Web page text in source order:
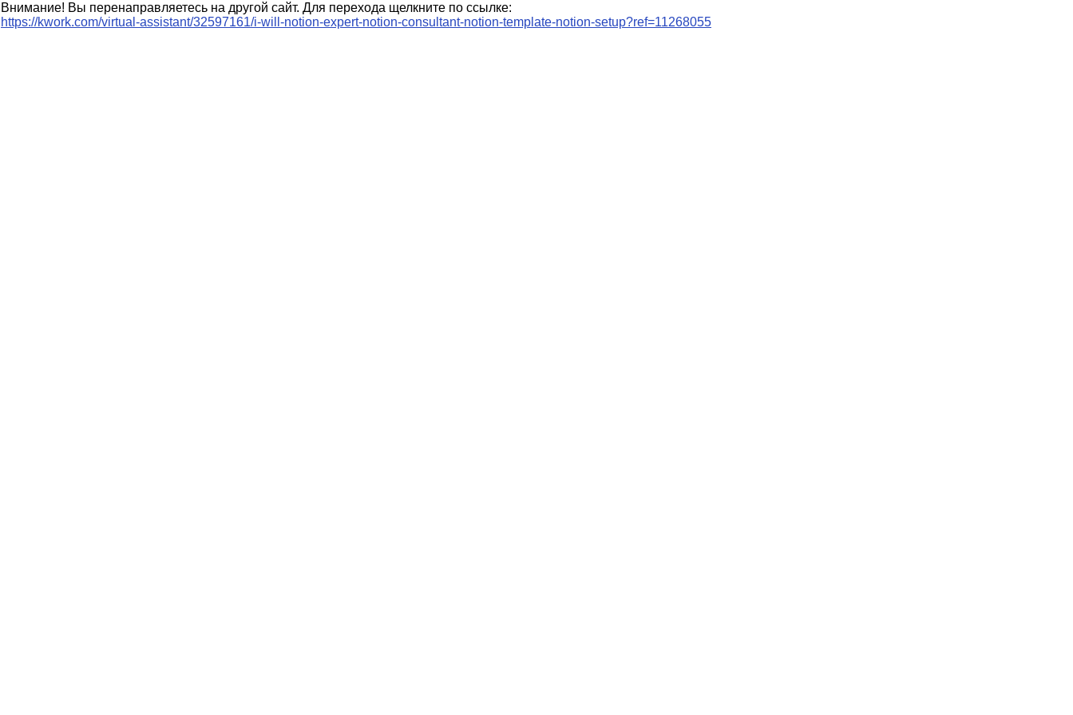
Внимание! Вы перенаправляетесь на другой сайт. Для перехода щелкните по ссылке:
https://kwork.com/virtual-assistant/32597161/i-will-notion-expert-notion-consultant-notion-template-notion-setup?ref=11268055